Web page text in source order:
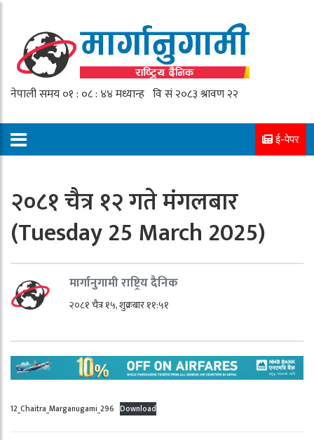
ई-पेपर
२०८१ चैत्र १२ गते मंगलबार
(Tuesday 25 March 2025)
मार्गानुगामी राष्ट्रिय दैनिक
२०८१ चैत्र १५, शुक्रबार ११:५१
12_Chaitra_Marganugami_296 Download